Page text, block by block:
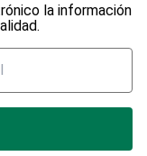
la información